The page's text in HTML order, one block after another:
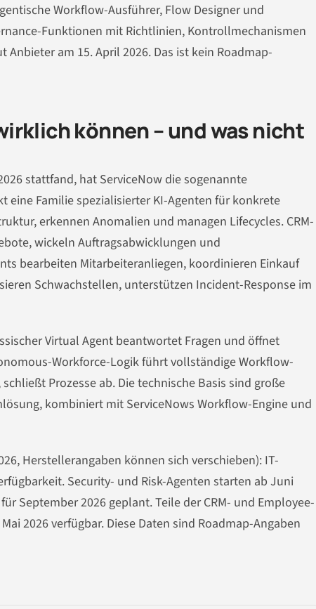
Workflow-Ausführer, Flow Designer und
Funktionen mit Richtlinien, Kontrollmechanismen
am 15. April 2026. Das ist kein Roadmap-
können – und was nicht
stattfand, hat ServiceNow die sogenannte
eine Familie spezialisierter KI-Agenten für konkrete
erkennen Anomalien und managen Lifecycles. CRM-
wickeln Auftragsabwicklungen und
bearbeiten Mitarbeiteranliegen, koordinieren Einkauf
Schwachstellen, unterstützen Incident-Response im
Virtual Agent beantwortet Fragen und öffnet
Workforce-Logik führt vollständige Workflow-
Prozesse ab. Die technische Basis sind große
kombiniert mit ServiceNows Workflow-Engine und
Herstellerangaben können sich verschieben): IT-
Security- und Risk-Agenten starten ab Juni
September 2026 geplant. Teile der CRM- und Employee-
2026 verfügbar. Diese Daten sind Roadmap-Angaben